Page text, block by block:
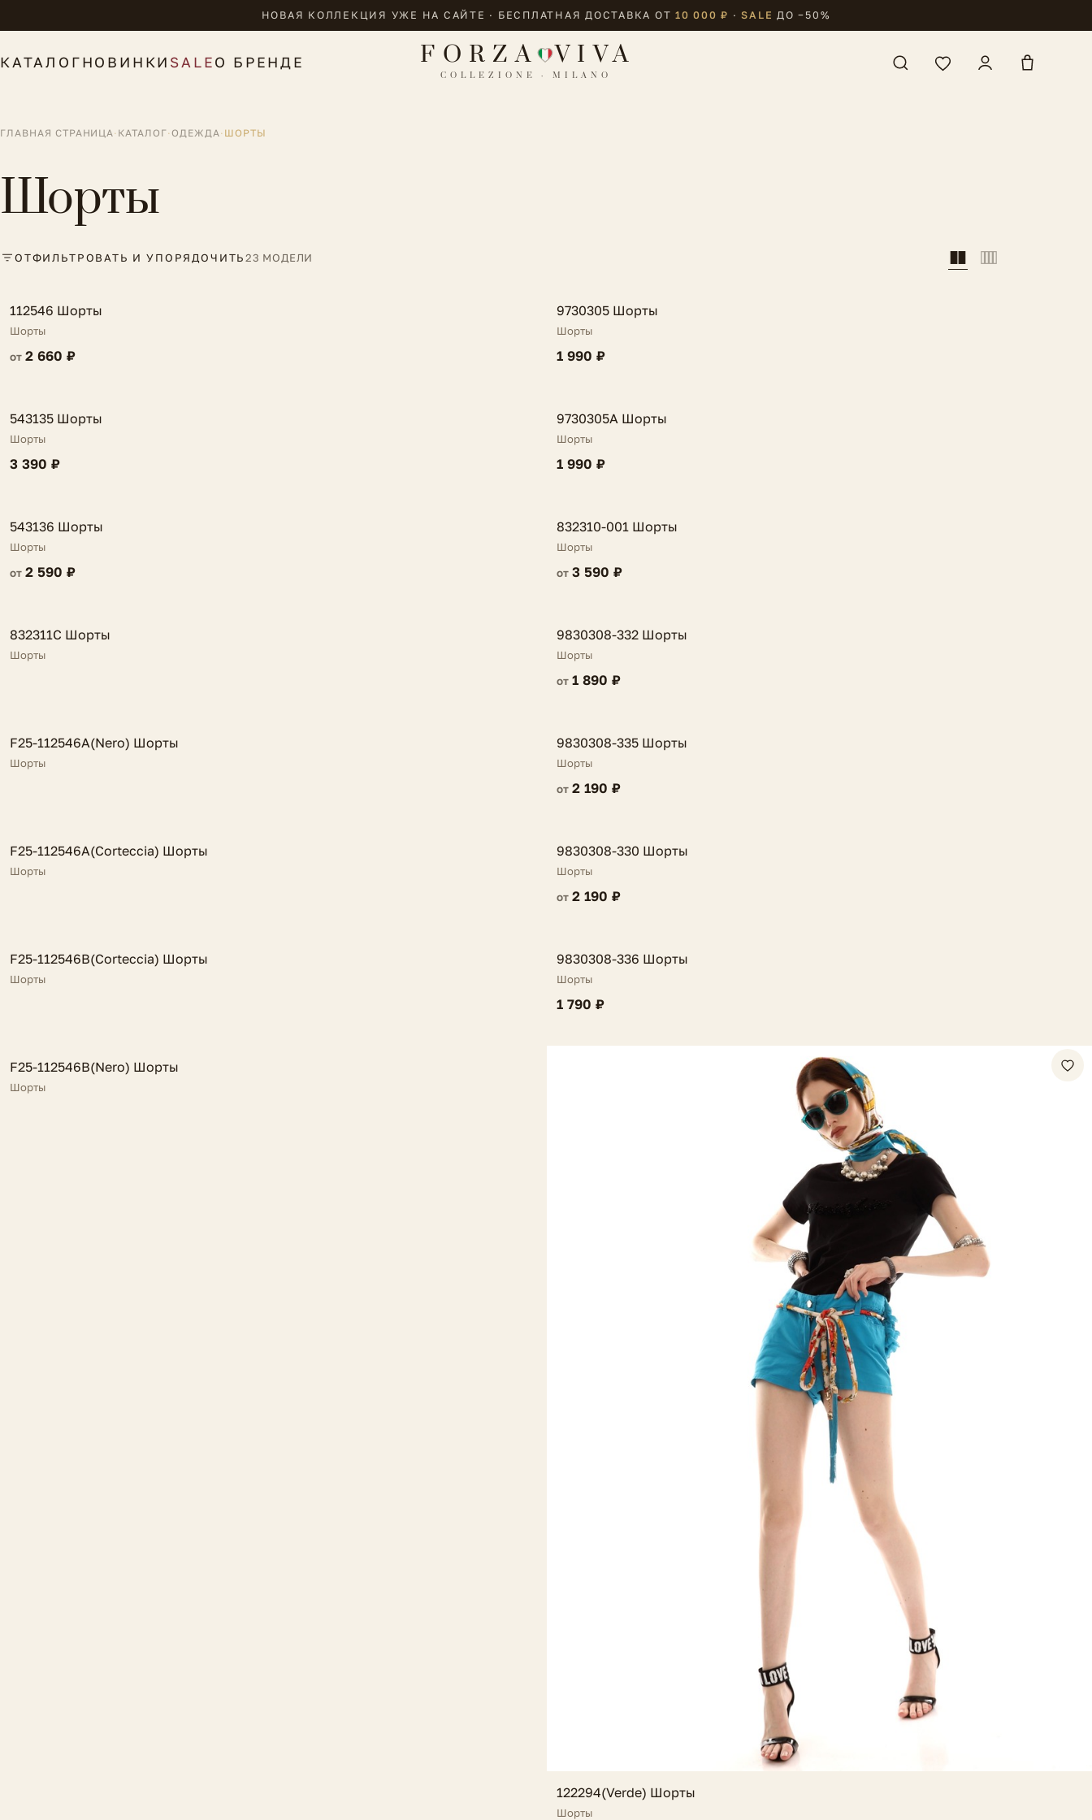
НОВАЯ КОЛЛЕКЦИЯ УЖЕ НА САЙТЕ · БЕСПЛАТНАЯ ДОСТАВКА ОТ10 000 ₽ · SALE ДО −50%
КАТАЛОГНОВИНКИ SALEО БРЕНДЕ FORZA VIVA
COLLEZIONE · MILANO
ГЛАВНАЯ СТРАНИЦА· КАТАЛОГ·ОДЕЖДА· ШОРТЫ
Шорты
ОТФИЛЬТРОВАТЬ И УПОРЯДОЧИТЬ23 МОДЕЛИ
FV
112546 Шорты
Шорты
от 2 660 ₽
FV
9730305 Шорты
Шорты
1 990 ₽
FV
543135 Шорты
Шорты
3 390 ₽
FV
9730305A Шорты
Шорты
1 990 ₽
FV
543136 Шорты
Шорты
от 2 590 ₽
FV
832310-001 Шорты
Шорты
от 3 590 ₽
FV
832311C Шорты
Шорты FV
9830308-332 Шорты
Шорты
от 1 890 ₽
NEW
FV
F25-112546A(Nero) Шорты
Шорты FV
9830308-335 Шорты
Шорты
от 2 190 ₽
NEW
FV
F25-112546A(Corteccia) Шорты
Шорты FV
9830308-330 Шорты
Шорты
от 2 190 ₽
NEW
FV
F25-112546B(Corteccia) Шорты
Шорты FV
9830308-336 Шорты
Шорты
1 790 ₽
NEW
FV
F25-112546B(Nero) Шорты
Шорты
122294(Verde) Шорты
Шорты